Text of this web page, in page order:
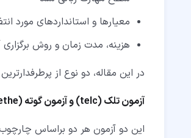
معیارها و استانداردهای مورد
هزینه، مدت زمان و روش برگزاری
در این مقاله، دو نوع از
آزمون تلک (telc) و آزمون گوته (Goethe).